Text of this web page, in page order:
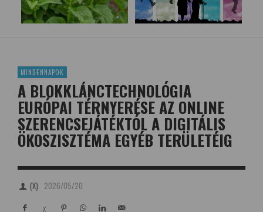
MINDENNAPOK
A BLOKKLÁNCTECHNOLÓGIA
EURÓPAI TÉRNYERÉSE AZ ONLINE
SZERENCSEJÁTÉKTÓL A DIGITÁLIS
ÖKOSZISZTÉMA EGYÉB TERÜLETÉIG
(X) 2026/05/20